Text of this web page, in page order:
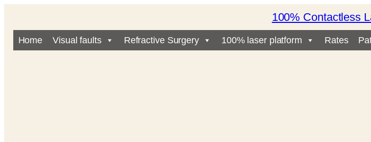
100% Contactless
Home Visual faults Refractive Surgery 100% laser platform Rates